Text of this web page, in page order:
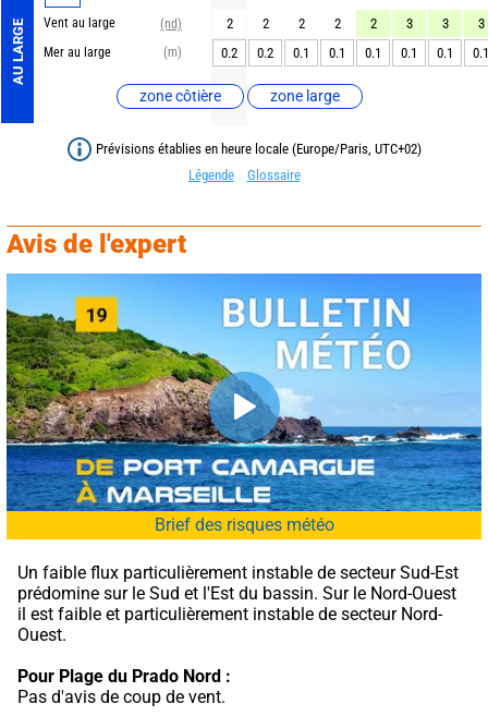
AU LARGE Vent au large
(nd)
Mer au large
(m)
zone côtière zone large
2 2 2 2 2 3 3
3
0.2
0.2 0.1 0.1 0.1 0.1 0.1 0.1
Prévisions établies en heure locale (Europe/Paris, UTC+02)
Légende
Glossaire
Avis de l'expert
Brief des risques météo
Un faible flux particulièrement instable de secteur Sud-Est
prédomine sur le Sud et l'Est du bassin. Sur le Nord-Ouest
il est faible et particulièrement instable de secteur Nord-
Ouest.
Pour Plage du Prado Nord :
Pas d'avis de coup de vent.